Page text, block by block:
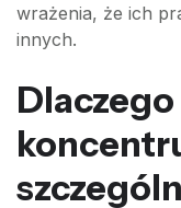
wrażenia, że ich
innych.
Dlaczego